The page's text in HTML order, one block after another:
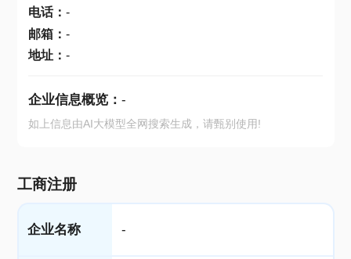
电话： -
邮箱： -
地址： -
企业信息概览： -
如上信息由AI大模型全网搜索生成，请甄别使用!
工商注册
企业名称 -